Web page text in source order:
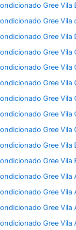
Gree Vila
Gree Vila
Gree Vila
Gree Vila
Gree Vila
Gree Vila
Gree Vila
Gree Vila
Gree Vila
Gree Vila
Gree Vila
Gree Vila
Gree Vila
Gree Vila
Gree Vila